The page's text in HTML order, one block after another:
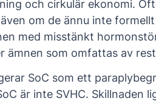
och cirkulär ekonomi.
om de ännu inte
med misstänkt
ämnen som omfattas av
SoC som ett
är inte SVHC. Skillnaden